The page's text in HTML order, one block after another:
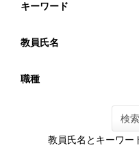
キーワード
教員氏名
職種
検索
教員氏名とキーワー